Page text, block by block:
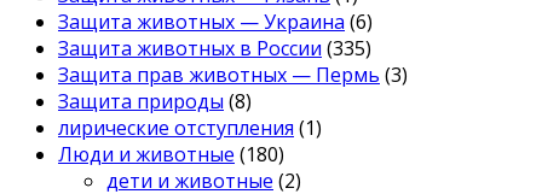
Защита животных — Украина (6)
Защита животных в России (335)
Защита прав животных — Пермь (3)
Защита природы (8)
лирические отступления (1)
Люди и животные (180)
дети и животные (2)